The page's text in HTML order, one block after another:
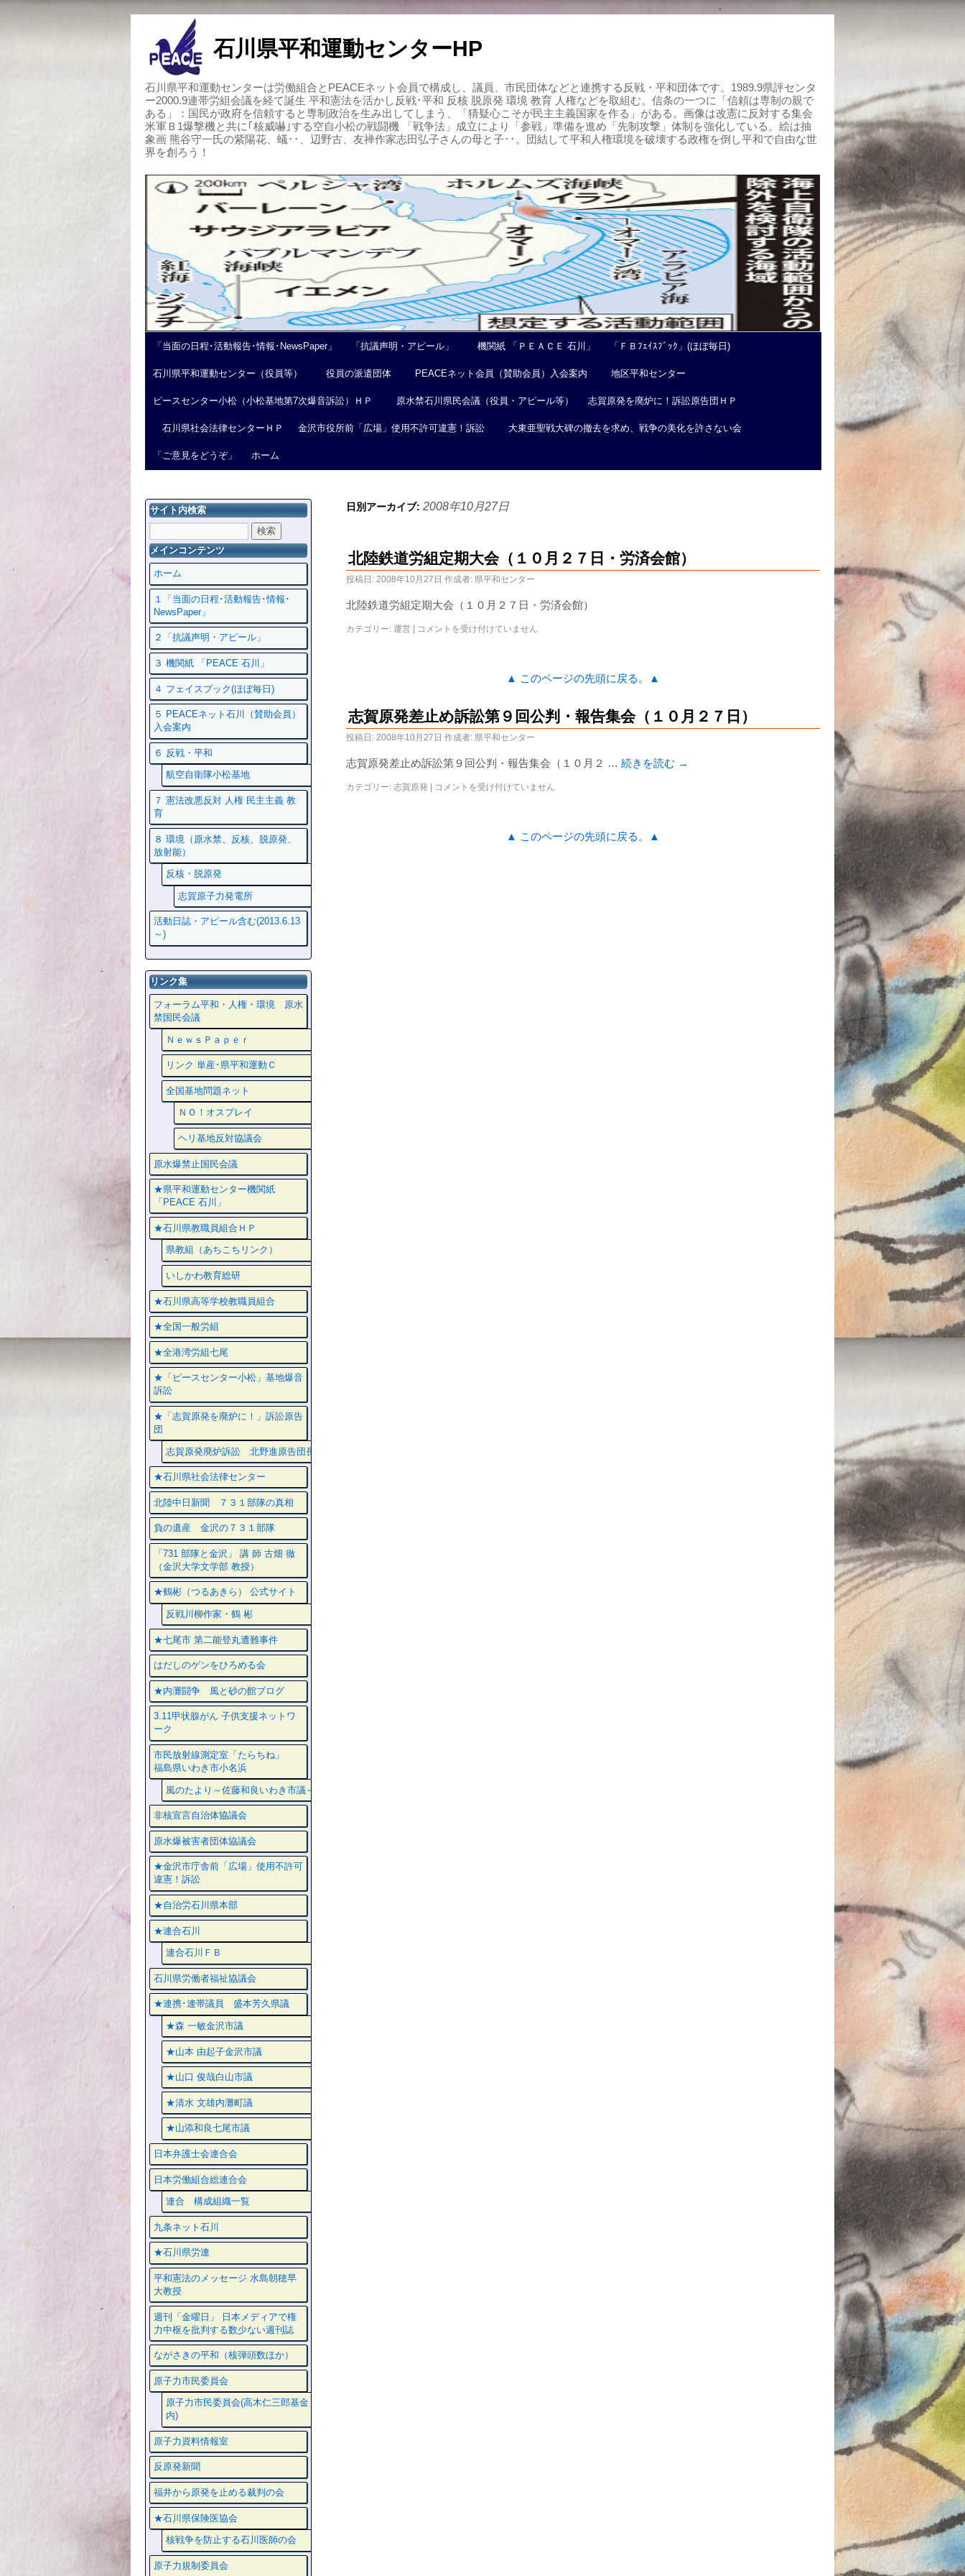
石川県平和運動センターHP
石川県平和運動センターは労働組合とPEACEネット会員で構成し、議員、市民団体などと連携する反戦・平和団体です。1989.9県評センタ
ー2000.9連帯労組会議を経て誕生 平和憲法を活かし反戦･平和 反核 脱原発 環境 教育 人権などを取組む。信条の一つに「信頼は専制の親で
ある」：国民が政府を信頼すると専制政治を生み出してしまう、「猜疑心こそが民主主義国家を作る」がある。画像は改憲に反対する集会
米軍Ｂ1爆撃機と共に｢核威嚇｣する空自小松の戦闘機 「戦争法」成立により「参戦」準備を進め「先制攻撃」体制を強化している。絵は抽
象画 熊谷守一氏の紫陽花、蟻･･、辺野古、友禅作家志田弘子さんの母と子･･。団結して平和人権環境を破壊する政権を倒し平和で自由な世
界を創ろう！
「当面の日程･活動報告･情報･NewsPaper」 「抗議声明・アピール」 機関紙 「ＰＥＡＣＥ 石川」 「ＦＢﾌｪｲｽﾌﾞｯｸ」(ほぼ毎日)
石川県平和運動センター（役員等） 役員の派遣団体 PEACEネット会員（賛助会員）入会案内 地区平和センター
ピースセンター小松（小松基地第7次爆音訴訟）ＨＰ 原水禁石川県民会議（役員・アピール等） 志賀原発を廃炉に！訴訟原告団ＨＰ
石川県社会法律センターＨＰ 金沢市役所前「広場」使用不許可違憲！訴訟 大東亜聖戦大碑の撤去を求め、戦争の美化を許さない会
「ご意見をどうぞ」 ホーム
日別アーカイブ: 2008年10月27日
北陸鉄道労組定期大会（１０月２７日・労済会館）
投稿日: 2008年10月27日 作成者: 県平和センター
北陸鉄道労組定期大会（１０月２７日・労済会館）
カテゴリー: 運営 コメントを受け付けていません
▲ このページの先頭に戻る。▲
志賀原発差止め訴訟第９回公判・報告集会（１０月２７日）
投稿日: 2008年10月27日 作成者: 県平和センター
志賀原発差止め訴訟第９回公判・報告集会（１０月２ … 続きを読む →
カテゴリー: 志賀原発 コメントを受け付けていません
▲ このページの先頭に戻る。▲
サイト内検索
メインコンテンツ
ホーム
１「当面の日程･活動報告･情報･
NewsPaper」
２「抗議声明・アピール」
３ 機関紙 「PEACE 石川」
４ フェイスプック(ほぼ毎日)
５ PEACEネット石川（賛助会員）
入会案内
６ 反戦・平和
航空自衛隊小松基地
７ 憲法改悪反対 人権 民主主義 教
育
８ 環境（原水禁、反核、脱原発、
放射能）
反核・脱原発
志賀原子力発電所
活動日誌・アピール含む(2013.6.13
～)
リンク集
フォーラム平和・人権・環境 原水
禁国民会議
ＮｅｗｓＰａｐｅｒ
リンク 単産･県平和運動Ｃ
全国基地問題ネット
ＮＯ！オスプレイ
ヘリ基地反対協議会
原水爆禁止国民会議
★県平和運動センター機関紙
「PEACE 石川」
★石川県教職員組合ＨＰ
県教組（あちこちリンク）
いしかわ教育総研
★石川県高等学校教職員組合
★全国一般労組
★全港湾労組七尾
★「ピースセンター小松」基地爆音
訴訟
★「志賀原発を廃炉に！」訴訟原告
団
志賀原発廃炉訴訟 北野進原告団長
★石川県社会法律センター
北陸中日新聞 ７３１部隊の真相
負の遺産 金沢の７３１部隊
「731 部隊と金沢」 講 師 古畑 徹
（金沢大学文学部 教授）
★鶴彬（つるあきら） 公式サイト
反戦川柳作家・鶴 彬
★七尾市 第二能登丸遭難事件
はだしのゲンをひろめる会
★内灘闘争 風と砂の館ブログ
3.11甲状腺がん 子供支援ネットワ
ーク
市民放射線測定室「たらちね」
福島県いわき市小名浜
風のたより～佐藤和良いわき市議～
非核宣言自治体協議会
原水爆被害者団体協議会
★金沢市庁舎前「広場」使用不許可
違憲！訴訟
★自治労石川県本部
★連合石川
連合石川ＦＢ
石川県労働者福祉協議会
★連携･連帯議員 盛本芳久県議
★森 一敏金沢市議
★山本 由起子金沢市議
★山口 俊哉白山市議
★清水 文雄内灘町議
★山添和良七尾市議
日本弁護士会連合会
日本労働組合総連合会
連合 構成組織一覧
九条ネット石川
★石川県労連
平和憲法のメッセージ 水島朝穂早
大教授
週刊「金曜日」 日本メディアで権
力中枢を批判する数少ない週刊誌
ながさきの平和（核弾頭数ほか）
原子力市民委員会
原子力市民委員会(高木仁三郎基金
内)
原子力資料情報室
反原発新聞
福井から原発を止める裁判の会
★石川県保険医協会
核戦争を防止する石川医師の会
原子力規制委員会